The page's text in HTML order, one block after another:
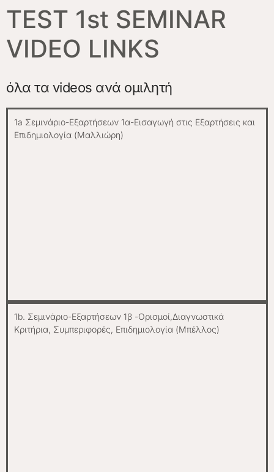
TEST 1st SEMINAR
VIDEO LINKS
όλα τα videos ανά ομιλητή
1a Σεμινάριο-Εξαρτήσεων 1α-Εισαγωγή στις Εξαρτήσεις και
Επιδημιολογία (Μαλλιώρη)
1b. Σεμινάριο-Εξαρτήσεων 1β -Ορισμοί,Διαγνωστικά
Κριτήρια, Συμπεριφορές, Επιδημιολογία (Μπέλλος)